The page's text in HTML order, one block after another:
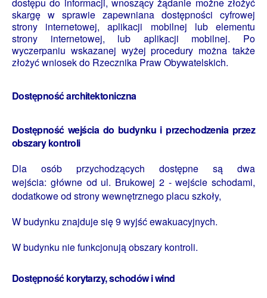
skargę w sprawie zapewniana dostępności cyfrowej
strony internetowej, aplikacji mobilnej lub elementu
strony internetowej, lub aplikacji mobilnej. Po
wyczerpaniu wskazanej wyżej procedury można także
złożyć wniosek do Rzecznika Praw Obywatelskich.
Dostępność architektoniczna
Dostępność wejścia do budynku i przechodzenia przez
obszary kontroli
Dla osób przychodzących dostępne są dwa
wejścia: główne od ul. Brukowej 2 - wejście schodami,
dodatkowe od strony wewnętrznego placu szkoły,
W budynku znajduje się 9 wyjść ewakuacyjnych.
W budynku nie funkcjonują obszary kontroli.
Dostępność korytarzy, schodów i wind